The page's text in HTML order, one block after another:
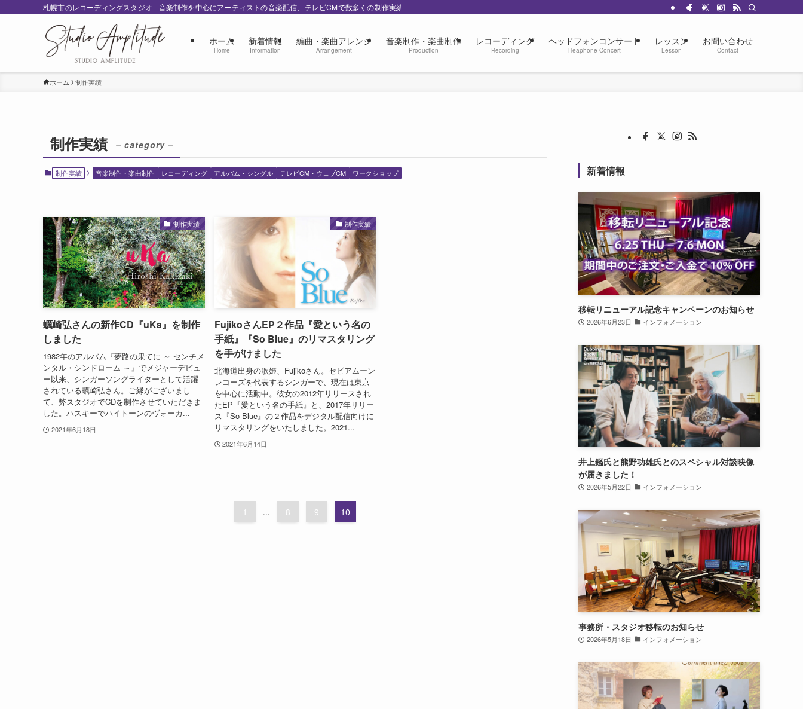
札幌市のレコーディングスタジオ - 音楽制作を中心にアーティストの音楽配信、テレビCMで数多くの制作実績
ホーム
Home
新着情報
Information
編曲・楽曲アレンジ
Arrangement
音楽制作・楽曲制作
Production
レコーディング
Recording
ヘッドフォンコンサート
Heaphone Concert
レッスン
Lesson
お問い合わせ
Contact
ホーム 制作実績
制作実績 – category –
制作実績 音楽制作・楽曲制作 レコーディング アルバム・シングル テレビCM・ウェブCM ワークショップ
制作実績
蠣崎弘さんの新作CD『uKa』を制作
しました
1982年のアルバム『夢路の果てに ～ センチメ
ンタル・シンドローム ～』でメジャーデビュ
ー以来、シンガーソングライターとして活躍
されている蠣崎弘さん。ご縁がございまし
て、弊スタジオでCDを制作させていただきま
した。ハスキーでハイトーンのヴォーカ...
2021年6月18日
制作実績
FujikoさんEP２作品『愛という名の
手紙』『So Blue』のリマスタリング
を手がけました
北海道出身の歌姫、Fujikoさん。セピアムーン
レコーズを代表するシンガーで、現在は東京
を中心に活動中。彼女の2012年リリースされ
たEP『愛という名の手紙』と、2017年リリー
ス『So Blue』の２作品をデジタル配信向けに
リマスタリングをいたしました。2021...
2021年6月14日
1 ... 8 9 10
新着情報
移転リニューアル記念キャンペーンのお知らせ
2026年6月23日 インフォメーション
井上鑑氏と熊野功雄氏とのスペシャル対談映像
が届きました！
2026年5月22日 インフォメーション
事務所・スタジオ移転のお知らせ
2026年5月18日 インフォメーション